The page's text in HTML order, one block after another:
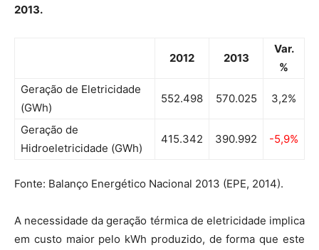
2013.
2012 2013
Var.
%
Geração de Eletricidade
(GWh)
552.498 570.025 3,2%
Geração de
Hidroeletricidade (GWh)
415.342 390.992 -5,9%
Fonte: Balanço Energético Nacional 2013 (EPE, 2014).
A necessidade da geração térmica de eletricidade implica
em custo maior pelo kWh produzido, de forma que este